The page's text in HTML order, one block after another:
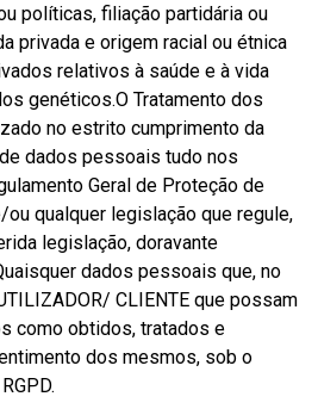
políticas, filiação partidária ou
privada e origem racial ou étnica
relativos à saúde e à vida
genéticos.O Tratamento dos
no estrito cumprimento da
dados pessoais tudo nos
Geral de Proteção de
qualquer legislação que regule,
legislação, doravante
dados pessoais que, no
CLIENTE que possam
como obtidos, tratados e
dos mesmos, sob o